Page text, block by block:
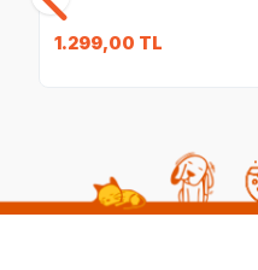
1.299,00 TL